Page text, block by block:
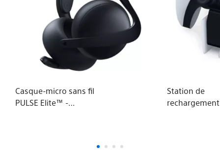
Casque-micro sans fil
PULSE Elite™ -
Station de
rechargement